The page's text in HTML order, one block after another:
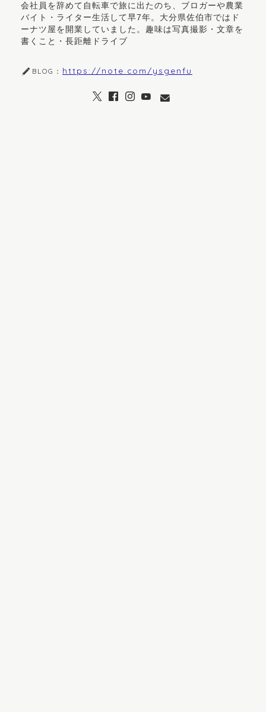
会社員を辞めて自転車で旅に出たのち、ブロガーや農業
バイト・ライター生活して早7年。大分県佐伯市ではド
ーナツ屋を開業していました。趣味は写真撮影・文章を
書くこと・長距離ドライブ
BLOG： https://note.com/ysgenfu